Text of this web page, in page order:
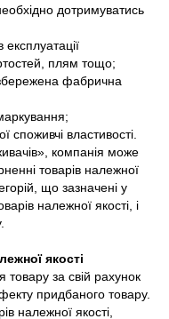
дотримуватись
плям тощо;
фабрична
споживчі властивості.
компанія може
товарів належної
що зазначені у
належної якості, і
якості
за свій рахунок
придбаного товару.
належної якості,